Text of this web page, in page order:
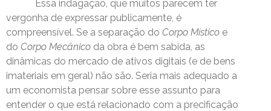
Essa indagação, que muitos parecem ter
vergonha de expressar publicamente, é
compreensível. Se a separação do Corpo Místico e
do Corpo Mecânico da obra é bem sabida, as
dinâmicas do mercado de ativos digitais (e de bens
imateriais em geral) não são. Seria mais adequado a
um economista pensar sobre esse assunto para
entender o que está relacionado com a precificação